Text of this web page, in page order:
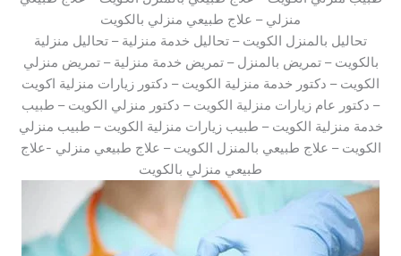
منزلي – علاج طبيعي منزلي بالكويت
تحاليل بالمنزل الكويت – تحاليل خدمة منزلية – تحاليل منزلية
بالكويت – تمريض بالمنزل – تمريض خدمة منزلية – تمريض منزلي
الكويت – دكتور خدمة منزلية الكويت – دكتور زيارات منزلية اكويت
– دكتور عام زيارات منزلية الكويت – دكتور منزلي الكويت – طبيب
خدمة منزلية الكويت – طبيب زيارات منزلية الكويت – طبيب منزلي
الكويت – علاج طبيعي بالمنزل الكويت – علاج طبيعي منزلي -علاج
طبيعي منزلي بالكويت